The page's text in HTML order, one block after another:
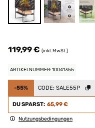
119,99 € (inkl. MwSt.)
ARTIKELNUMMER: 10041355
-55% CODE: SALE55P
DU SPARST: 65,99 €
Nutzungsbedingungen